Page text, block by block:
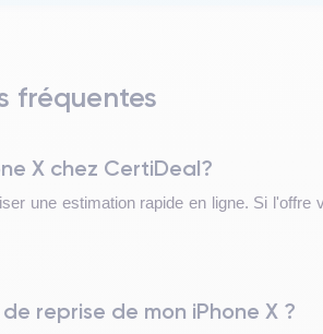
fréquentes
X chez CertiDeal?
une estimation rapide en ligne. Si
reprise de mon iPhone X ?